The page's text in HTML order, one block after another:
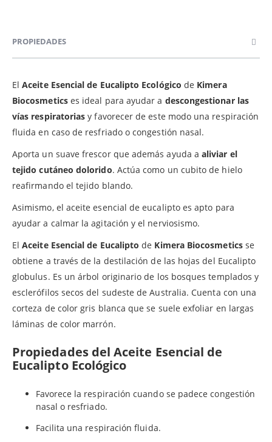
PROPIEDADES
El Aceite Esencial de Eucalipto Ecológico de Kimera
Biocosmeticses ideal para ayudar a descongestionar las
vías respiratorias y favorecer de este modo una respiración
fluida en caso de resfriado o congestión nasal.
Aporta un suave frescor que además ayuda aaliviar el
tejido cutáneo dolorido. Actúa como un cubito de hielo
reafirmando el tejido blando.
Asimismo, el aceite esencial de eucalipto es apto para
ayudar a calmar la agitación y el nerviosismo.
ElAceite Esencial de Eucalipto de Kimera Biocosmeticsse
obtiene a través de la destilación de las hojas del Eucalipto
globulus. Es un árbol originario de los bosques templados y
esclerófilos secos del sudeste de Australia. Cuenta con una
corteza de color gris blanca que se suele exfoliar en largas
láminas de color marrón.
Propiedades del Aceite Esencial de
Eucalipto Ecológico
Favorece la respiración cuando se padece congestión
nasal o resfriado.
Facilita una respiración fluida.